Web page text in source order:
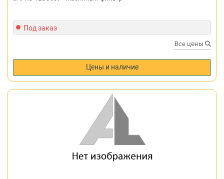
Под заказ
Все цены
Цены и наличие